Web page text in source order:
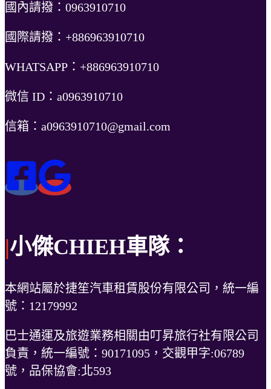
國內請撥：0963910710
國際請撥：+886963910710
WHATSAPP：+886963910710
微信 ID：a0963910710
信箱：a0963910710@gmail.com
|小傑CHIEH車隊：
本網站屬於捷笙汽車租賃股份有限公司，統一編
號：12179992
巴士通運及旅遊業務相關由叮昇旅行社有限公司
負責，統一編號：90171095，交觀甲字:06789
號，品保協會:北593